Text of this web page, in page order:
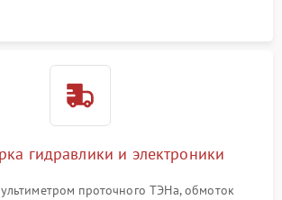
гидравлики и электроники
проточного ТЭНа, обмоток